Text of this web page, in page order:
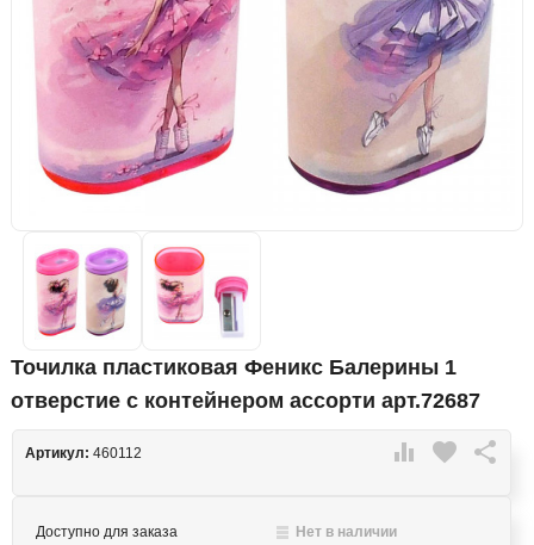
Точилка пластиковая Феникс Балерины 1
отверстие с контейнером ассорти арт.72687
 favorite 
Артикул: 460112
Доступно для заказа
Нет в наличии